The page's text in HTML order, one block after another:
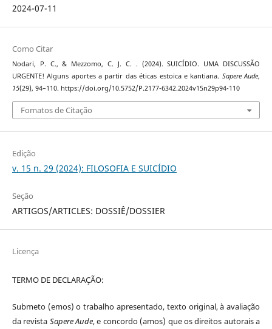
2024-07-11
Como Citar
Nodari, P. C., & Mezzomo, C. J. C. . (2024). SUICÍDIO. UMA DISCUSSÃO
URGENTE! Alguns aportes a partir das éticas estoica e kantiana. Sapere Aude,
15(29), 94–110. https://doi.org/10.5752/P.2177-6342.2024v15n29p94-110
Fomatos de Citação
Edição
v. 15 n. 29 (2024): FILOSOFIA E SUICÍDIO
Seção
ARTIGOS/ARTICLES: DOSSIÊ/DOSSIER
Licença
TERMO DE DECLARAÇÃO:
Submeto (emos) o trabalho apresentado, texto original, à avaliação
da revista Sapere Aude, e concordo (amos) que os direitos autorais a